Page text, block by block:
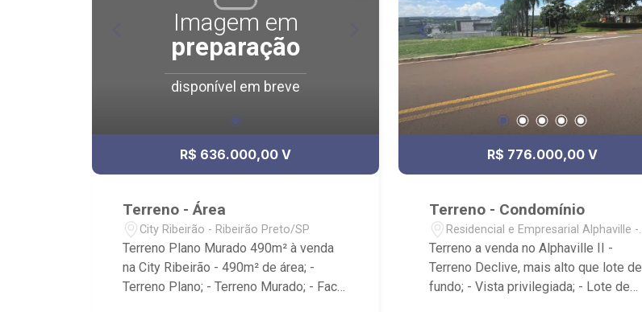
Imagem em
preparação
disponível em breve
R$ 636.000,00 V
Terreno - Área
City Ribeirão - Ribeirão Preto/SP
Terreno Plano Murado 490m² à venda
na City Ribeirão - 490m² de área; -
Terreno Plano; - Terreno Murado; - Face
R$ 776.000,00 V
Terreno - Condomínio
Residencial e Empresarial Alphaville -
Ribeirão Preto/SP
Terreno a venda no Alphaville II -
Terreno Declive, mais alto que lote de
fundo; - Vista privilegiada; - Lote de